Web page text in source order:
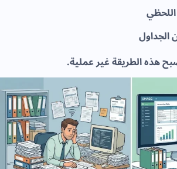
الجداول
هذه الطريقة غير عملية.